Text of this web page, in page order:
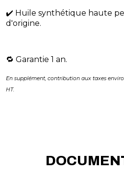
✔️ Huile synthétique haute
d'origine.
​🔁 Garantie 1 an.
En supplément, contribution aux taxes
HT.